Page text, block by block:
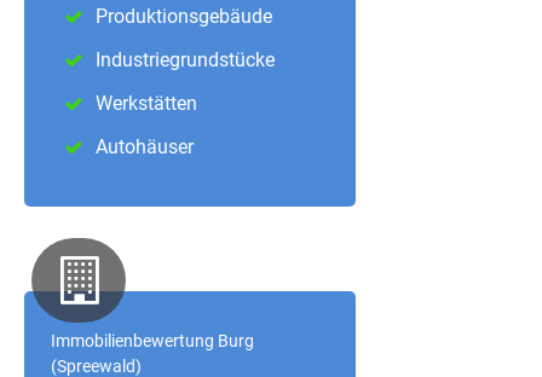
Produktionsgebäude
Industriegrundstücke
Werkstätten
Autohäuser
Immobilienbewertung Burg
(Spreewald)